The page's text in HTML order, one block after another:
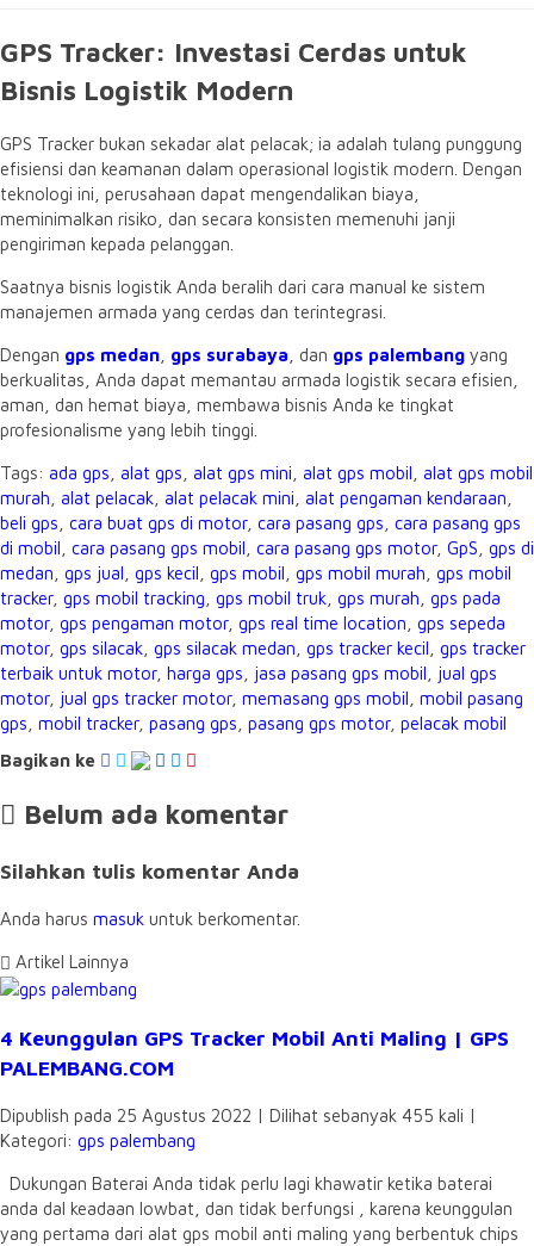
GPS Tracker: Investasi Cerdas untuk
Bisnis Logistik Modern
GPS Tracker bukan sekadar alat pelacak; ia adalah tulang punggung
efisiensi dan keamanan dalam operasional logistik modern. Dengan
teknologi ini, perusahaan dapat mengendalikan biaya,
meminimalkan risiko, dan secara konsisten memenuhi janji
pengiriman kepada pelanggan.
Saatnya bisnis logistik Anda beralih dari cara manual ke sistem
manajemen armada yang cerdas dan terintegrasi.
Dengan gps medan gps surabaya , dan gps palembang yang
berkualitas, Anda dapat memantau armada logistik secara efisien,
aman, dan hemat biaya, membawa bisnis Anda ke tingkat
profesionalisme yang lebih tinggi.
Tags: ada gps alat gps alat gps mini alat gps mobil
alat gps mobil
murah
alat pelacak alat pelacak mini alat pengaman kendaraan
beli gps cara buat gps di motor, cara pasang gps cara pasang gps
di mobil cara pasang gps mobil cara pasang gps motor, GpS gps di
medan gps jual gps kecil gps mobil gps mobil murah gps mobil
tracker, gps mobil tracking gps mobil truk gps murah gps pada
motor, gps pengaman motor, gps real time location gps sepeda
motor, gps silacak gps silacak medan gps tracker kecil gps tracker
terbaik untuk motor, harga gps jasa pasang gps mobil
jual gps
motor, jual gps tracker motor, memasang gps mobil mobil pasang
gps mobil tracker, pasang gps pasang gps motor, pelacak mobil
Bagikan ke
Belum ada komentar
Silahkan tulis komentar Anda
Anda harus masuk untuk berkomentar.
Artikel Lainnya
4 Keunggulan GPS Tracker Mobil Anti Maling | GPS
PALEMBANG.COM
Dipublish pada 25 Agustus 2022 | Dilihat sebanyak 455 kali |
Kategori: gps palembang
Dukungan Baterai Anda tidak perlu lagi khawatir ketika baterai
anda dal keadaan lowbat, dan tidak berfungsi , karena keunggulan
yang pertama dari alat gps mobil anti maling yang berbentuk chips